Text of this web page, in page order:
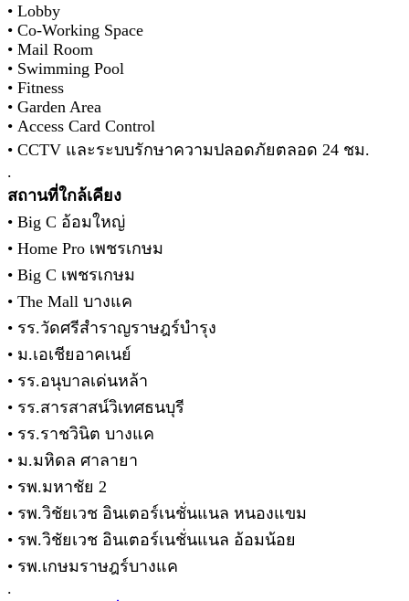
• Lobby
• Co-Working Space
• Mail Room
• Swimming Pool
• Fitness
• Garden Area
• Access Card Control
• CCTV และระบบรักษาความปลอดภัยตลอด 24 ชม.
.
สถานที่ใกล้เคียง
• Big C อ้อมใหญ่
• Home Pro เพชรเกษม
• Big C เพชรเกษม
• The Mall บางแค
• รร.วัดศรีสำราญราษฎร์บำรุง
• ม.เอเชียอาคเนย์
• รร.อนุบาลเด่นหล้า
• รร.สารสาสน์วิเทศธนบุรี
• รร.ราชวินิต บางแค
• ม.มหิดล ศาลายา
• รพ.มหาชัย 2
• รพ.วิชัยเวช อินเตอร์เนชั่นแนล หนองแขม
• รพ.วิชัยเวช อินเตอร์เนชั่นแนล อ้อมน้อย
• รพ.เกษมราษฎร์บางแค
.